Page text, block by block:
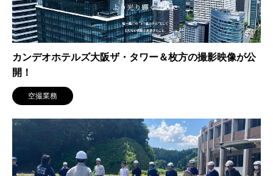
カンデオホテルズ大阪ザ・タワー＆枚方の撮影映像が公
開！
空撮業務